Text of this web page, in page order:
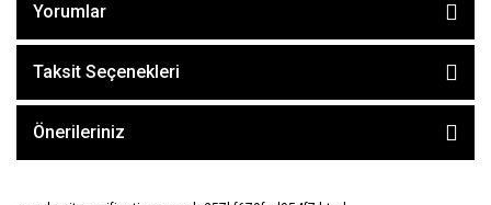
Yorumlar
Taksit Seçenekleri
Önerileriniz